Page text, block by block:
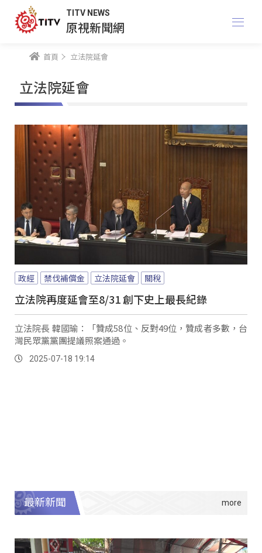
TITV NEWS
原視新聞網
首頁 立法院延會
立法院延會
政經 禁伐補償金 立法院延會 關稅
立法院再度延會至8/31 創下史上最長紀錄
立法院長 韓國瑜：「贊成58位、反對49位，贊成者多數，台
灣民眾黨黨團提議照案通過。
2025-07-18 19:14
最新新聞